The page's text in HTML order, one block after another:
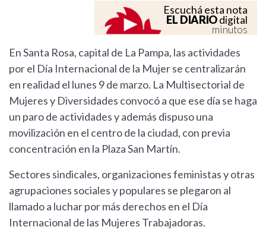
Escuchá esta nota
EL DIARIOdigital
minutos
En Santa Rosa, capital de La Pampa, las actividades
por el Día Internacional de la Mujer se centralizarán
en realidad el lunes 9 de marzo. La Multisectorial de
Mujeres y Diversidades convocó a que ese día se haga
un paro de actividades y además dispuso una
movilización en el centro de la ciudad, con previa
concentración en la Plaza San Martín.
Sectores sindicales, organizaciones feministas y otras
agrupaciones sociales y populares se plegaron al
llamado a luchar por más derechos en el Día
Internacional de las Mujeres Trabajadoras.